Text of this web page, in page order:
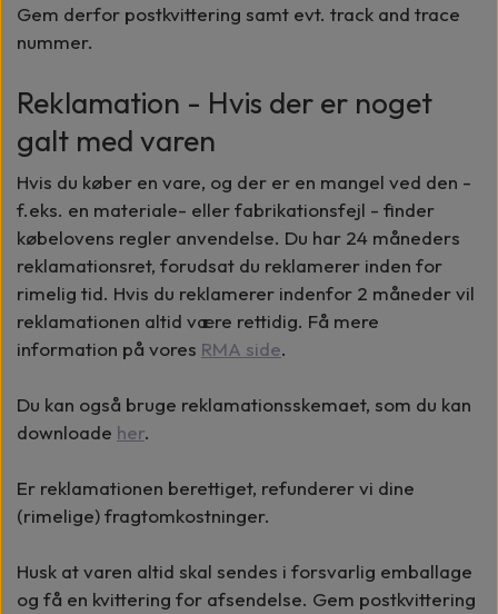
Gem derfor postkvittering samt evt. track and trace
nummer.
Reklamation - Hvis der er noget
galt med varen
Hvis du køber en vare, og der er en mangel ved den -
f.eks. en materiale- eller fabrikationsfejl - finder
købelovens regler anvendelse. Du har 24 måneders
reklamationsret, forudsat du reklamerer inden for
rimelig tid. Hvis du reklamerer indenfor 2 måneder vil
reklamationen altid være rettidig. Få mere
information på vores RMA side.
Du kan også bruge reklamationsskemaet, som du kan
downloade her.
Er reklamationen berettiget, refunderer vi dine
(rimelige) fragtomkostninger.
Husk at varen altid skal sendes i forsvarlig emballage
og få en kvittering for afsendelse. Gem postkvittering